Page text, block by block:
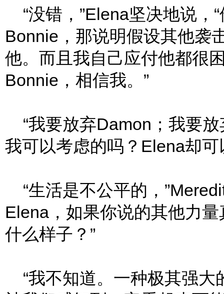
“没错，”Elena坚决地说，
Bonnie，那说明假设其他袭
他。而且我自己应付他都很
Bonnie，相信我。”
“我要放弃Damon；我要
我可以考虑的吗？Elena却
“生活是不公平的，
Elena，如果你说的其他力
什么样子？”
“我不知道。一种极其强